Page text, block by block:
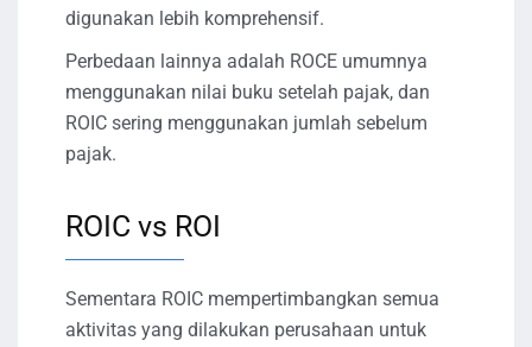
digunakan lebih komprehensif.
Perbedaan lainnya adalah ROCE umumnya
menggunakan nilai buku setelah pajak, dan
ROIC sering menggunakan jumlah sebelum
pajak.
ROIC vs ROI
Sementara ROIC mempertimbangkan semua
aktivitas yang dilakukan perusahaan untuk